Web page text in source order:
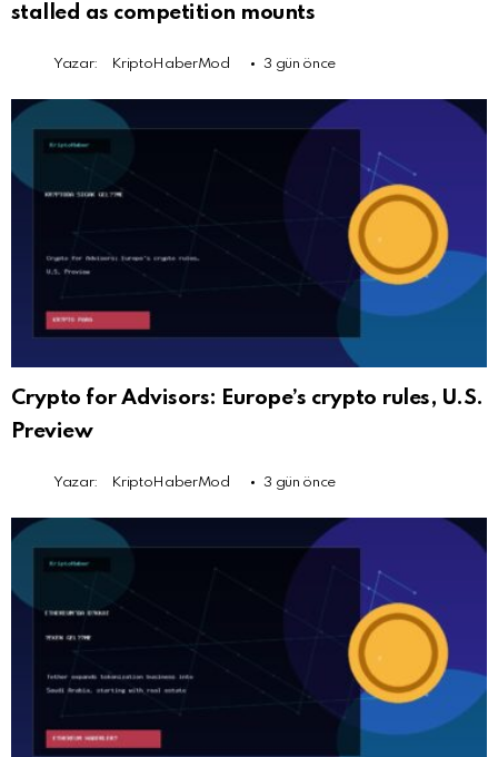
stalled as competition mounts
Yazar: KriptoHaberMod 3 gün önce
Crypto for Advisors: Europe’s crypto rules, U.S.
Preview
Yazar: KriptoHaberMod 3 gün önce